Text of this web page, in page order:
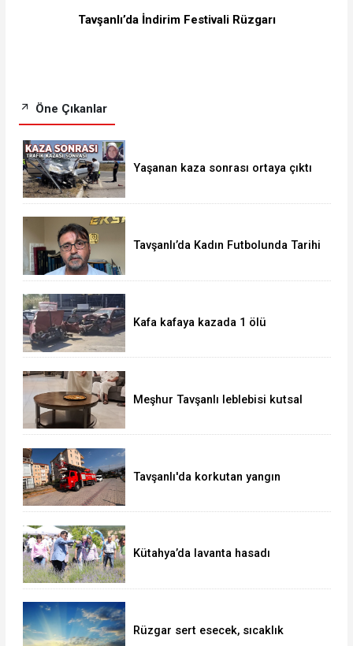
Tavşanlı’da İndirim Festivali Rüzgarı
Öne Çıkanlar
Yaşanan kaza sonrası ortaya çıktı
Tavşanlı’da Kadın Futbolunda Tarihi
Kafa kafaya kazada 1 ölü
Meşhur Tavşanlı leblebisi kutsal
Tavşanlı'da korkutan yangın
Kütahya’da lavanta hasadı
Rüzgar sert esecek, sıcaklık